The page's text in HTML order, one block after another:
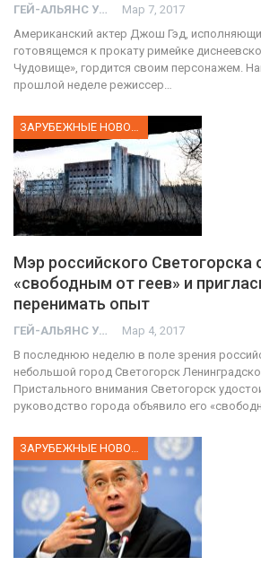
ГЕЙ-АЛЬЯНС УКРАИНА Мар 7, 2017
Американский актер Джош Гэд,
готовящемся к прокату римейке
Чудовище», гордится своим персонажем.
прошлой неделе режиссер…
Мэр российского Светогорска
«свободным от геев» и
перенимать опыт
ГЕЙ-АЛЬЯНС УКРАИНА Мар 4, 2017
В последнюю неделю в поле зрения
небольшой город Светогорск
Пристального внимания Светогорск
руководство города объявило его
ЗАРУБЕЖНЫЕ НОВОСТИ